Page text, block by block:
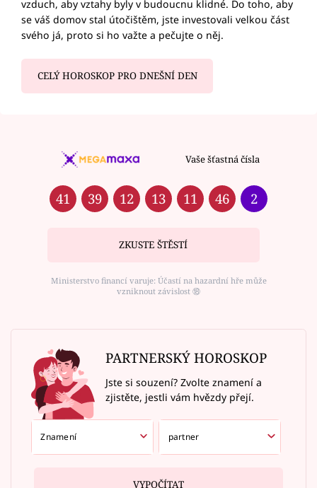
vzduch, aby vztahy byly v budoucnu klidné. Do toho, aby
se váš domov stal útočištěm, jste investovali velkou část
svého já, proto si ho važte a pečujte o něj.
CELÝ HOROSKOP PRO DNEŠNÍ DEN
Vaše šťastná čísla
41 39 12 13 11 46 2
ZKUSTE ŠTĚSTÍ
Ministerstvo financí varuje: Účastí na hazardní hře může
vzniknout závislost ⑱
PARTNERSKÝ HOROSKOP
Jste si souzení? Zvolte znamení a
zjistěte, jestli vám hvězdy přejí.
VYPOČÍTAT